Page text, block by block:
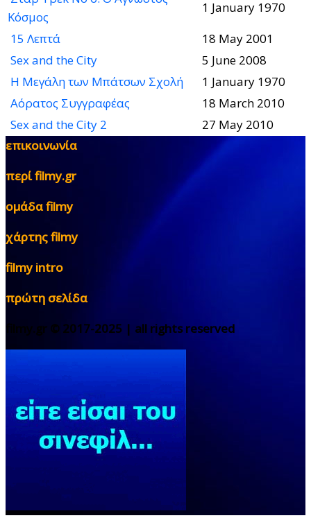
Κόσμος
1 January 1970
15 Λεπτά
18 May 2001
Sex and the City
5 June 2008
Η Μεγάλη των Μπάτσων Σχολή
1 January 1970
Αόρατος Συγγραφέας
18 March 2010
Sex and the City 2
27 May 2010
επικοινωνία
περί filmy.gr
ομάδα filmy
χάρτης filmy
filmy intro
πρώτη σελίδα
filmy.gr © 2017-2025 | all rights reserved